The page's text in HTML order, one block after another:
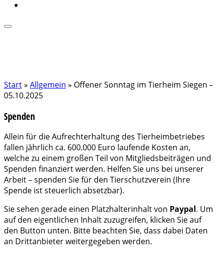
Start» Allgemein » Offener Sonntag im Tierheim Siegen –
05.10.2025
Spenden
Allein für die Aufrechterhaltung des Tierheimbetriebes
fallen jährlich ca. 600.000 Euro laufende Kosten an,
welche zu einem großen Teil von Mitgliedsbeiträgen und
Spenden finanziert werden. Helfen Sie uns bei unserer
Arbeit – spenden Sie für den Tierschutzverein (Ihre
Spende ist steuerlich absetzbar).
Sie sehen gerade einen Platzhalterinhalt von Paypal. Um
auf den eigentlichen Inhalt zuzugreifen, klicken Sie auf
den Button unten. Bitte beachten Sie, dass dabei Daten
an Drittanbieter weitergegeben werden.